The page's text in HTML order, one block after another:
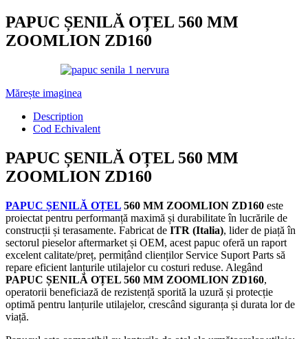
PAPUC ȘENILĂ OȚEL 560 MM
ZOOMLION ZD160
Mărește imaginea
Description
Cod Echivalent
PAPUC ȘENILĂ OȚEL 560 MM
ZOOMLION ZD160
PAPUC ȘENILĂ OȚEL 560 MM ZOOMLION ZD160 este
proiectat pentru performanță maximă și durabilitate în lucrările de
construcții și terasamente. Fabricat de ITR (Italia), lider de piață în
sectorul pieselor aftermarket și OEM, acest papuc oferă un raport
excelent calitate/preț, permițând clienților Service Suport Parts să
repare eficient lanțurile utilajelor cu costuri reduse. Alegând
PAPUC ȘENILĂ OȚEL 560 MM ZOOMLION ZD160,
operatorii beneficiază de rezistență sporită la uzură și protecție
optimă pentru lanțurile utilajelor, crescând siguranța și durata lor de
viață.